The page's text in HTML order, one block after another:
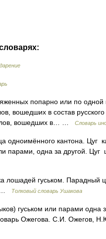
попарно или по одной
вошедших в состав
вошедших в… …
Словарь
одноимённого кантона. Цуг
парами, одна за другой. Цуг
гуськом. Парадный
…
Толковый словарь Ушакова
гуськом или парами одна
Ожегова. С.И. Ожегов,